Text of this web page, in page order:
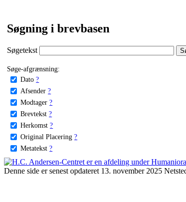
Søgning i brevbasen
Søgetekst
Søge-afgrænsning:
Dato ?
Afsender ?
Modtager ?
Brevtekst ?
Herkomst ?
Original Placering ?
Metatekst ?
Denne side er senest opdateret 13. november 2025